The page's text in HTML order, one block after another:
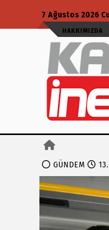
7 Ağustos 2026
HAKKIMIZDA
GÜNDEM